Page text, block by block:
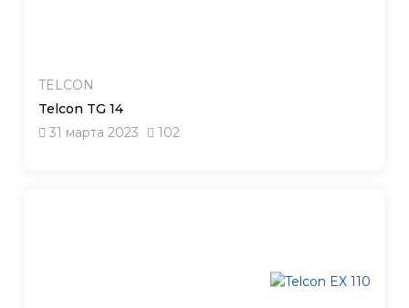
TELCON
Telcon TG 14
31 марта 2023
102